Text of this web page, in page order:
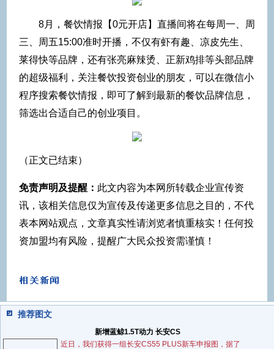
8月，餐饮情报【0元开店】直播间将在每周一、周
三、周五15:00准时开播，不仅有虾有趣、凉皮先生、
莱得快等品牌，还有张亮麻辣烫、正新鸡排等头部品牌
的超级福利，关注餐饮投资创业的朋友，可以在微信小
程序搜索餐饮情报，即可了解到最新的餐饮品牌信息，
筛选出合适自己的创业项目。
（正文已结束）
免责声明及提醒： 此文内容为本网所转载企业宣传资
讯，该相关信息仅为宣传及传递更多信息之目的，不代
表本网站观点，文章真实性请浏览者慎重核实！任何投
资加盟均有风险，提醒广大民众投资需谨慎！
推荐图文
新增蓝鲸1.5T动力 长安CS
近日，我们获得一组长安CS55 PLUS新车申报图，据了